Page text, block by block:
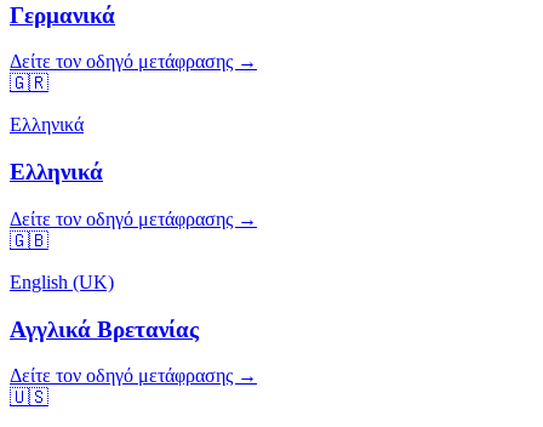
Γερμανικά
Δείτε τον οδηγό μετάφρασης →
🇬🇷
Ελληνικά
Ελληνικά
Δείτε τον οδηγό μετάφρασης →
🇬🇧
English (UK)
Αγγλικά Βρετανίας
Δείτε τον οδηγό μετάφρασης →
🇺🇸